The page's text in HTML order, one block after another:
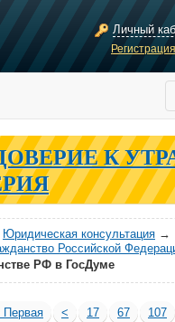
Личный
К
Юридическая консультация →
Российской
РФ в ГосДуме
Первая < 17 67
107